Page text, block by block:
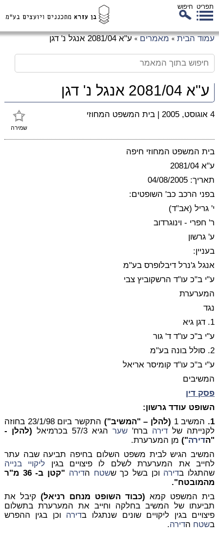
תפריט חיפוש
עמוד הבית » מאמרים » ע"א 2081/04 אנגל נ' דגן
ע"א 2081/04 אנגל נ' דגן
שמירה
4 אוגוסט, 2005 | בית המשפט המחוזי
בית המשפט המחוזי חיפה
ע"א 2081/04
תאריך: 04/08/2005
בפני הרכב כב' השופטים:
י' גריל (אב"ד)
ר' חפרי - וינוגרדוב
ע' גרשון
בעניין:
אנגל ג'נרל דיבלופרס בע"מ
ע"י ב"כ עו"ד הרשקוביץ צבי
המערערת
נגד
1. דגן גיא
ע"י ב"כ עו"ד ד' גור
2. סולל בונה בע"מ
ע"י ב"כ עו"ד קומיסר אריאל
המשיבים
פסק דין
השופט עודד גרשון:
1.
המשיב 1 (להלן – "המשיב")
התקשר ביום 23/1/98 בחוזה
לקנייתה של דירה ברח' שערהגיא 57/3 בכרמיאל
(להלן -
"הדירה") מן המערערת.
המשיב הגיש לבית משפט השלום בחיפה תביעה שבה עתר
לחייב את המערערת לשלם לו פיצויים בגין ליקויי בנייה
שהתגלו בדירה וכן בשל כך ששטח הדירה
"קטן ב- 36 מ"ר
מהמובטח".
בית המשפט קמא (כבוד השופט מנחם רניאל) קיבל את
תביעתו של המשיב בחלקה וחייב את המערערת בתשלום
פיצויים בגין ליקויים שונים שנתגלו בדירה וכן בגין ההפרש
בשטח הדירה.